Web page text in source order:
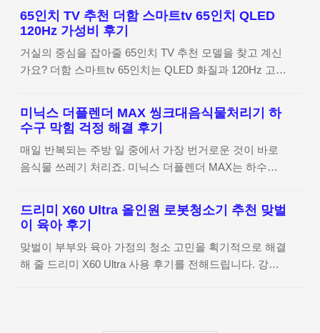
'속도'와 '편의성'이었어요.복잡한 폴대 조립 없이 누구나
쉽게 다룰 수 있어야 진정한 휴식이 가능하니까요. 이렇
게 간편함을 최우선으로 고려하니 자연스럽게 이 모델이
나들이 필수템으로 눈에 들어오더라고요. 스트레스 없는
은 물론, 지정일 배송 서비스와 알뜰한 구매 팁까지 실제
경험을 바탕으로 상세히 담았습니다. 삼성 무풍 에어컨
제품 상세 정보 확인하기 여름 준비의 시작, 삼성 무풍 에
어컨 선택 계기 날씨가 갑자기 더워지기 시작하면서 거실
에어컨 교체를 고민하게 되었는데요. 삼성 무풍 에어컨
가장 끌리더라고요. 특히 어린아이가 있는 집이라 에어컨
바람이 직접 닿는 게 늘 신경 쓰였는데, 무풍 지능 냉방
기능이 이 고민을 말끔히 해결해 줄 것 같아 선택하게 되
었습니다.배송부터 삼성 무풍 에어컨 2in1..
65인치 TV 추천 더함 스마트tv 65인치 QLED
120Hz 가성비 후기
거실의 중심을 잡아줄 65인치 TV 추천 모델을 찾고 계신
가요? 더함 스마트tv 65인치는 QLED 화질과 120Hz 고주
관심을 받고 있습니다. 오늘은 압도적인 몰입감과 편의성
을 모두 잡은 이 제품의 매력을 상세히 정리해 드립니다.
더함 스마트tv 65인치 제품 상세 정보 확인하기 거실의
중심, 65인치 TV 선택의 고민과 더함의 등장 거실의 분위
기를 결정하는 가장 큰 가전은 역시 TV잖아요. 30평대 거
사이에서 갈등이 생기기 마련이에요. 대기업 제품은 부담
스럽고 저가형은 화질이 걱정될 때, 더함 스마트tv 65인
치 CHiQ는 아주 영리한 대안이 되더라고요. 실속을 중시
하는 분들에게 왜 이 ..
미닉스 더플렌더 MAX 씽크대음식물처리기 하
수구 막힘 걱정 해결 후기
매일 반복되는 주방 일 중에서 가장 번거로운 것이 바로
음식물 쓰레기 처리죠. 미닉스 더플렌더 MAX는 하수구
혁신적인 씽크대음식물처리기로 주목받고 있습니다. 오
늘은 실제 사용 경험을 바탕으로 강력한 건조력과 정숙함
을 갖춘 이 제품의 매력을 상세히 정리해 드립니다. 미닉
스 더플렌더 MAX 상세 정보 확인하기 싱크대 분쇄기 불
안함과 미닉스 더플렌더 MAX 교체 계기 기존에 싱크대
드리미 X60 Ultra 올인원 로봇청소기 추천 맞벌
이 육아 후기
맞벌이 부부와 육아 가정의 청소 고민을 획기적으로 해결
해 줄 드리미 X60 Ultra 사용 후기를 전해드립니다. 강력